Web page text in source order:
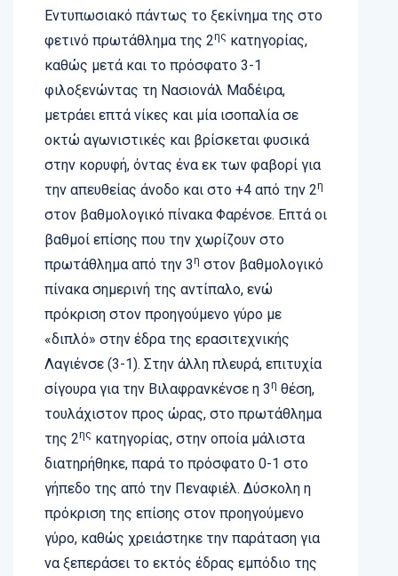
Εντυπωσιακό πάντως το ξεκίνημα της στο
φετινό πρωτάθλημα της 2ης κατηγορίας,
καθώς μετά και το πρόσφατο 3-1
φιλοξενώντας τη Νασιονάλ Μαδέιρα,
μετράει επτά νίκες και μία ισοπαλία σε
οκτώ αγωνιστικές και βρίσκεται φυσικά
στην κορυφή, όντας ένα εκ των φαβορί για
την απευθείας άνοδο και στο +4 από την 2η
στον βαθμολογικό πίνακα Φαρένσε. Επτά οι
βαθμοί επίσης που την χωρίζουν στο
πρωτάθλημα από την 3η στον βαθμολογικό
πίνακα σημερινή της αντίπαλο, ενώ
πρόκριση στον προηγούμενο γύρο με
«διπλό» στην έδρα της ερασιτεχνικής
Λαγιένσε (3-1). Στην άλλη πλευρά, επιτυχία
σίγουρα για την Βιλαφρανκένσε η 3η θέση,
τουλάχιστον προς ώρας, στο πρωτάθλημα
της 2ης κατηγορίας, στην οποία μάλιστα
διατηρήθηκε, παρά το πρόσφατο 0-1 στο
γήπεδο της από την Πεναφιέλ. Δύσκολη η
πρόκριση της επίσης στον προηγούμενο
γύρο, καθώς χρειάστηκε την παράταση για
να ξεπεράσει το εκτός έδρας εμπόδιο της